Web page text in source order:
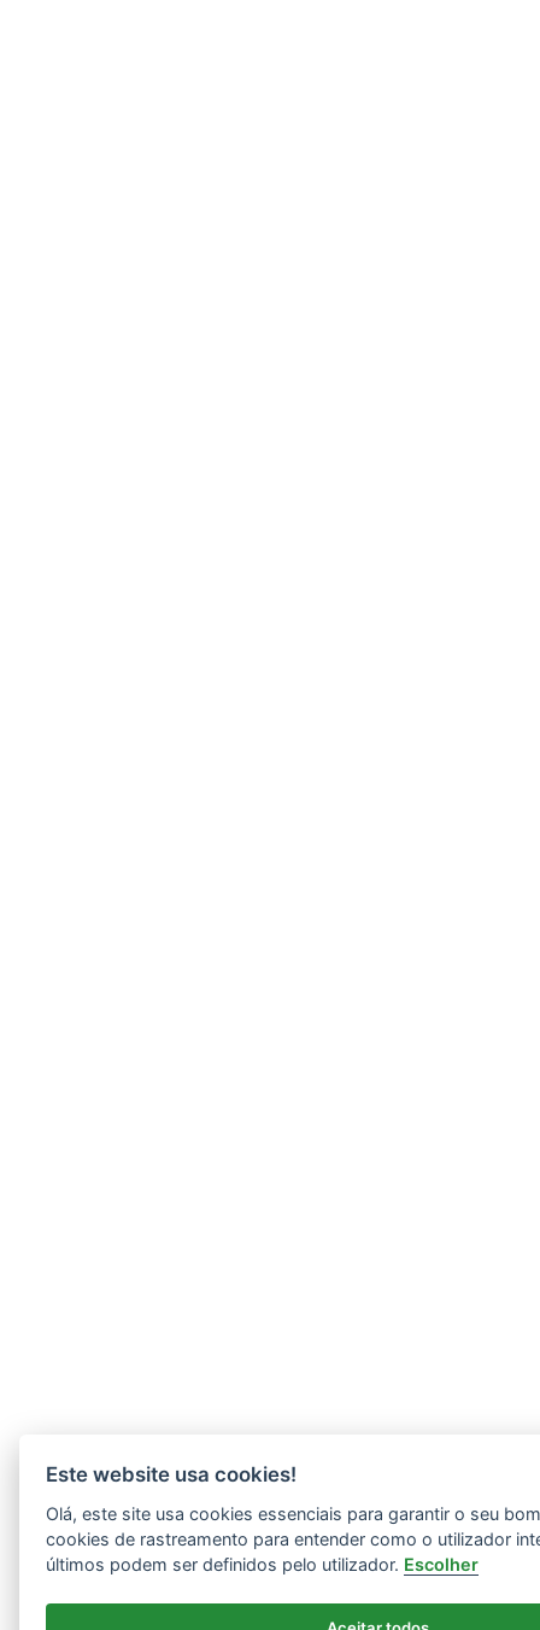
Este website usa cookies!
Olá, este site usa cookies essenciais para garantir o seu
cookies de rastreamento para entender como o utilizador
últimos podem ser definidos pelo utilizador. Escolher